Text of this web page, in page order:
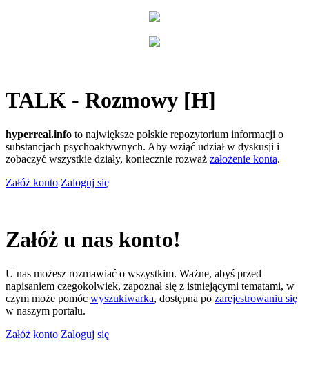
TALK - Rozmowy [H]
hyperreal.info to największe polskie repozytorium informacji o
substancjach psychoaktywnych. Aby wziąć udział w dyskusji i
zobaczyć wszystkie działy, koniecznie rozważ założenie konta.
Załóż konto Zaloguj się
Załóż u nas konto!
U nas możesz rozmawiać o wszystkim. Ważne, abyś przed
napisaniem czegokolwiek, zapoznał się z istniejącymi tematami, w
czym może pomóc wyszukiwarka, dostępna po zarejestrowaniu się
w naszym portalu.
Załóż konto Zaloguj się